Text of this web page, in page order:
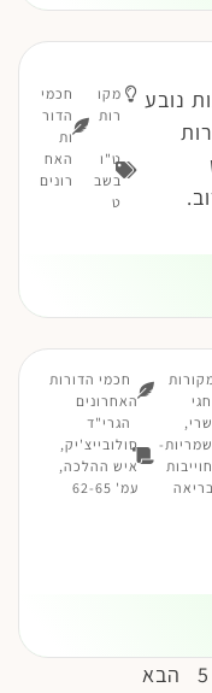
נובע
מקו
רות
ט"ו
בשב
ט
חכמי
הדור
ות
האח
רונים
חגי
,
חכמי הדורות
האחרונים
הגרי"ד
סולובייצ'יק,
איש ההלכה,
עמ' 62-65
5 הבא